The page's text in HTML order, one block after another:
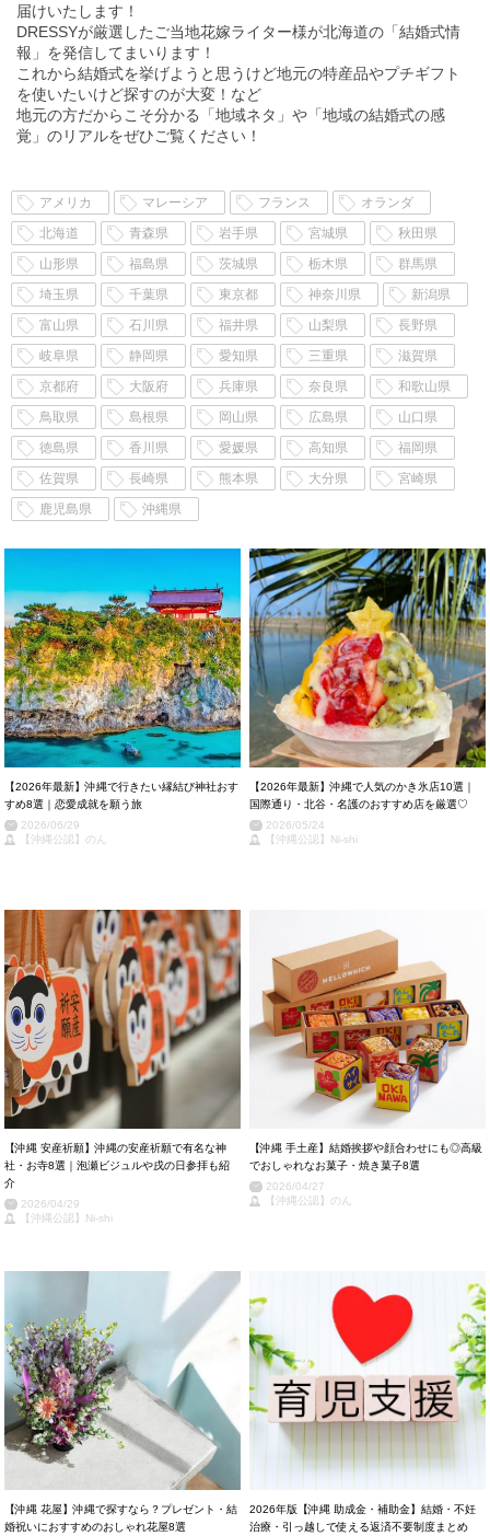
届けいたします！
DRESSYが厳選したご当地花嫁ライター様が北海道の「結婚式情
報」を発信してまいります！
これから結婚式を挙げようと思うけど地元の特産品やプチギフト
を使いたいけど探すのが大変！など
地元の方だからこそ分かる「地域ネタ」や「地域の結婚式の感
覚」のリアルをぜひご覧ください！
アメリカ マレーシア フランス
オランダ
北海道
青森県 岩手県 宮城県
秋田県
山形県
福島県 茨城県 栃木県
群馬県
埼玉県
千葉県 東京都 神奈川県
新潟県
富山県
石川県 福井県 山梨県
長野県
岐阜県
静岡県 愛知県 三重県
滋賀県
京都府
大阪府 兵庫県 奈良県
和歌山県
鳥取県
島根県 岡山県 広島県
山口県
徳島県
香川県 愛媛県 高知県
福岡県
佐賀県
長崎県 熊本県 大分県
宮崎県
鹿児島県
沖縄県
【2026年最新】沖縄で行きたい縁結び神社おす
すめ8選｜恋愛成就を願う旅
2026/06/29
【沖縄公認】のん
【2026年最新】沖縄で人気のかき氷店10選｜
国際通り・北谷・名護のおすすめ店を厳選♡
2026/05/24
【沖縄公認】Ni-shi
【沖縄 安産祈願】沖縄の安産祈願で有名な神
社・お寺8選｜泡瀬ビジュルや戌の日参拝も紹
介
2026/04/29
【沖縄公認】Ni-shi
【沖縄 手土産】結婚挨拶や顔合わせにも◎高級
でおしゃれなお菓子・焼き菓子8選
2026/04/27
【沖縄公認】のん
【沖縄 花屋】沖縄で探すなら？プレゼント・結
婚祝いにおすすめのおしゃれ花屋8選
2026年版【沖縄 助成金・補助金】結婚・不妊
治療・引っ越しで使える返済不要制度まとめ